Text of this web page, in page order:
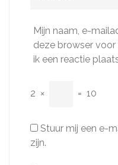
Mijn naam, e-
deze browser
ik een reactie
2 × = 10
Stuur mij een e-
zijn.